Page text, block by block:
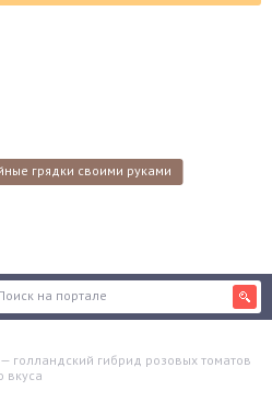
грядки своими руками
голландский гибрид розовых томатов
вкуса